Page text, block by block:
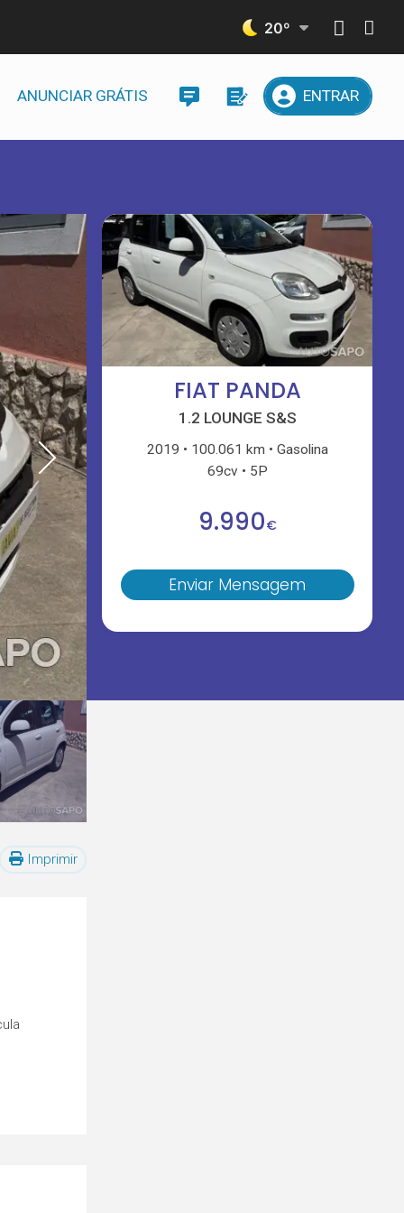
20º
ANUNCIAR GRÁTIS ENTRAR
FIAT PANDA
1.2 LOUNGE S&S
2019 100.061 km
Gasolina
69cv
5P
9.990€
Enviar Mensagem
Imprimir